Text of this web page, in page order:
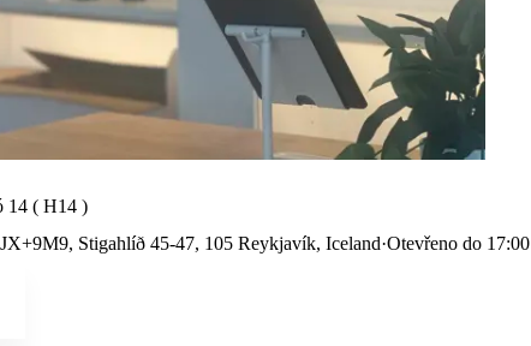
14 ( H14 )
Stigahlíð 45-47, 105 Reykjavík, Iceland·Otevřeno do 17:00